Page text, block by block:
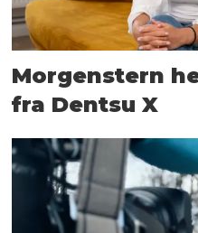
Morgenstern
fra Dentsu X